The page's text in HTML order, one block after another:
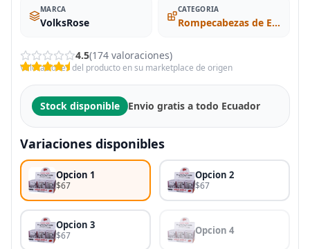
MARCA
VolksRose
CATEGORIA
Rompecabezas de Ensamblar y Desenredar
4.5(174 valoraciones)
Valoraciones del producto en su marketplace de origen
Stock disponible Envio gratis a todo Ecuador
Variaciones disponibles
Opcion 1
$67
Opcion 2
$67
Opcion 3
$67 Opcion 4